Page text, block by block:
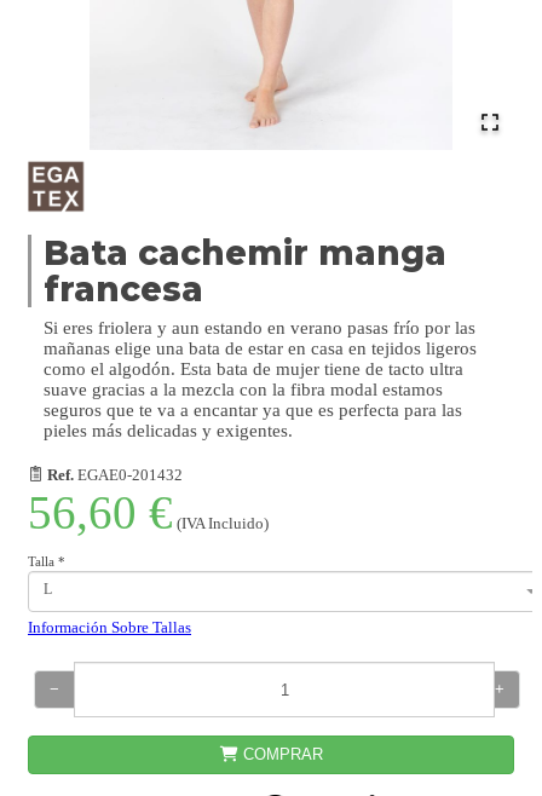
Bata cachemir manga
francesa
Si eres friolera y aun estando en verano pasas frío por las
mañanas elige una bata de estar en casa en tejidos ligeros
como el algodón. Esta bata de mujer tiene de tacto ultra
suave gracias a la mezcla con la fibra modal estamos
seguros que te va a encantar ya que es perfecta para las
pieles más delicadas y exigentes.
Ref. EGAE0-201432
56,60 € (IVA Incluido)
Talla *
L
Información Sobre Tallas
− +
COMPRAR